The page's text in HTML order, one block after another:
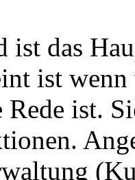
ist das
ist
ist.